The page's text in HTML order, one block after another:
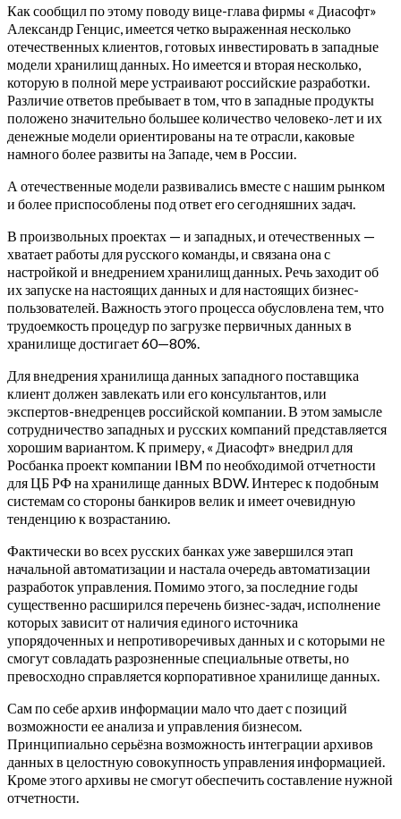
Как сообщил по этому поводу вице-глава фирмы « Диасофт»
Александр Генцис, имеется четко выраженная несколько
отечественных клиентов, готовых инвестировать в западные
модели хранилищ данных. Но имеется и вторая несколько,
которую в полной мере устраивают российские разработки.
Различие ответов пребывает в том, что в западные продукты
положено значительно большее количество человеко-лет и их
денежные модели ориентированы на те отрасли, каковые
намного более развиты на Западе, чем в России.
А отечественные модели развивались вместе с нашим рынком
и более приспособлены под ответ его сегодняшних задач.
В произвольных проектах — и западных, и отечественных —
хватает работы для русского команды, и связана она с
настройкой и внедрением хранилищ данных. Речь заходит об
их запуске на настоящих данных и для настоящих бизнес-
пользователей. Важность этого процесса обусловлена тем, что
трудоемкость процедур по загрузке первичных данных в
хранилище достигает 60—80%.
Для внедрения хранилища данных западного поставщика
клиент должен завлекать или его консультантов, или
экспертов-внедренцев российской компании. В этом замысле
сотрудничество западных и русских компаний представляется
хорошим вариантом. К примеру, « Диасофт» внедрил для
Росбанка проект компании IBM по необходимой отчетности
для ЦБ РФ на хранилище данных BDW. Интерес к подобным
системам со стороны банкиров велик и имеет очевидную
тенденцию к возрастанию.
Фактически во всех русских банках уже завершился этап
начальной автоматизации и настала очередь автоматизации
разработок управления. Помимо этого, за последние годы
существенно расширился перечень бизнес-задач, исполнение
которых зависит от наличия единого источника
упорядоченных и непротиворечивых данных и с которыми не
смогут совладать разрозненные специальные ответы, но
превосходно справляется корпоративное хранилище данных.
Сам по себе архив информации мало что дает с позиций
возможности ее анализа и управления бизнесом.
Принципиально серьёзна возможность интеграции архивов
данных в целостную совокупность управления информацией.
Кроме этого архивы не смогут обеспечить составление нужной
отчетности.